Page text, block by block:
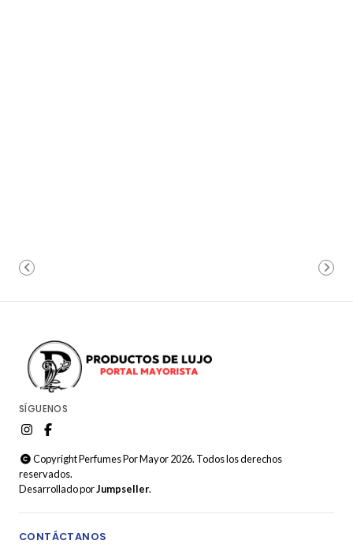
SÍGUENOS
Copyright Perfumes Por Mayor 2026. Todos los derechos
reservados.
Desarrollado porJumpseller.
CONTÁCTANOS